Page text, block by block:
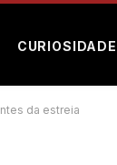
da estreia